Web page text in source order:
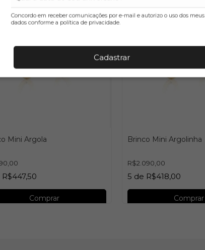
Concordo em receber comunicações por e-mail e autorizo o uso dos meus
dados conforme a política de privacidade.
Cadastrar
Mini Argola
R$447,50
Comprar
Brinco Mini Argolinha
R$2.090,00
5 de R$418,00
Comprar